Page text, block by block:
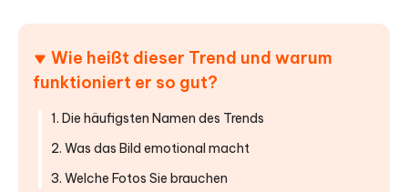
Wie heißt dieser Trend und warum
funktioniert er so gut?
1. Die häufigsten Namen des Trends
2. Was das Bild emotional macht
3. Welche Fotos Sie brauchen